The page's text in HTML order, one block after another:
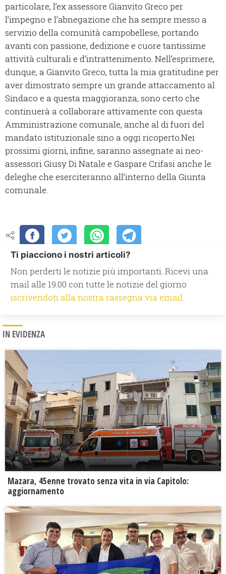
particolare, l’ex assessore Gianvito Greco per
l’impegno e l’abnegazione che ha sempre messo a
servizio della comunità campobellese, portando
avanti con passione, dedizione e cuore tantissime
attività culturali e d’intrattenimento. Nell’esprimere,
dunque, a Gianvito Greco, tutta la mia gratitudine per
aver dimostrato sempre un grande attaccamento al
Sindaco e a questa maggioranza, sono certo che
continuerà a collaborare attivamente con questa
Amministrazione comunale, anche al di fuori del
mandato istituzionale sino a oggi ricoperto.Nei
prossimi giorni, infine, saranno assegnate ai neo-
assessori Giusy Di Natale e Gaspare Crifasi anche le
deleghe che eserciteranno all’interno della Giunta
comunale.
Ti piacciono i nostri articoli?
Non perderti le notizie più importanti. Ricevi una
mail alle 19.00 con tutte le notizie del giorno
iscrivendoti alla nostra rassegna via email.
IN EVIDENZA
Mazara, 45enne trovato senza vita in via Capitolo:
aggiornamento